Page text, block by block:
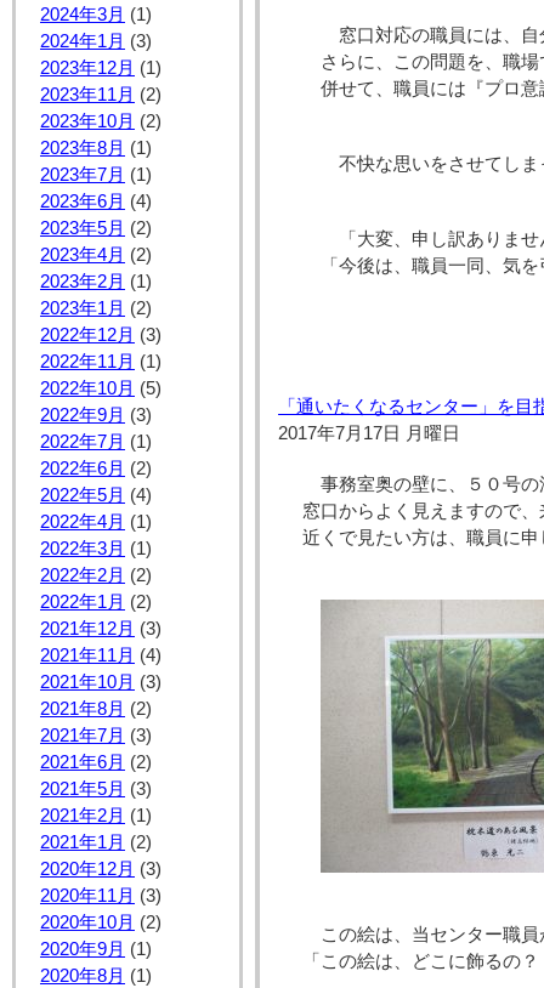
2024年3月 (1)
2024年1月 (3)
2023年12月 (1)
2023年11月 (2)
2023年10月 (2)
2023年8月 (1)
2023年7月 (1)
2023年6月 (4)
2023年5月 (2)
2023年4月 (2)
2023年2月 (1)
2023年1月 (2)
2022年12月 (3)
2022年11月 (1)
2022年10月 (5)
2022年9月 (3)
2022年7月 (1)
2022年6月 (2)
2022年5月 (4)
2022年4月 (1)
2022年3月 (1)
2022年2月 (2)
2022年1月 (2)
2021年12月 (3)
2021年11月 (4)
2021年10月 (3)
2021年8月 (2)
2021年7月 (3)
2021年6月 (2)
2021年5月 (3)
2021年2月 (1)
2021年1月 (2)
2020年12月 (3)
2020年11月 (3)
2020年10月 (2)
2020年9月 (1)
2020年8月 (1)
窓口対応の職員には、自
さらに、この問題を、職場
併せて、職員には『プロ意
不快な思いをさせてしま
「大変、申し訳ありませ
「今後は、職員一同、気を
「通いたくなるセンター」を
2017年7月17日 月曜日
事務室奥の壁に、５０号
窓口からよく見えますので
近くで見たい方は、職員に
この絵は、当センター職
「この絵は、どこに飾るの